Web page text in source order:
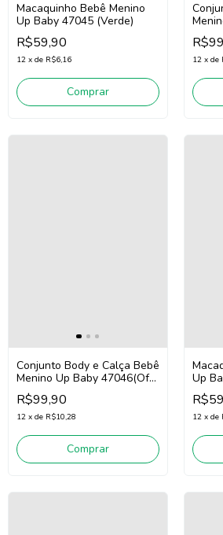
Macaquinho Bebê Menino
Up Baby 47045 (Verde)
R$59,90
12 x de R$6,16
Comprar
12 x de
Conjunto Body e Calça Bebê
Menino Up Baby 47046(Off
White/Verde/Laranja)
R$99,90
12 x de R$10,28
Comprar
Up
12 x de